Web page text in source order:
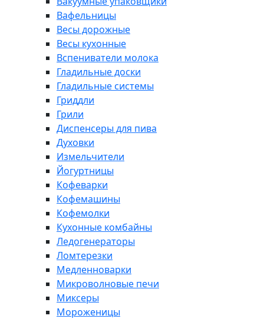
Вафельницы
Весы дорожные
Весы кухонные
Вспениватели молока
Гладильные доски
Гладильные системы
Гриддли
Грили
Диспенсеры для пива
Духовки
Измельчители
Йогуртницы
Кофеварки
Кофемашины
Кофемолки
Кухонные комбайны
Ледогенераторы
Ломтерезки
Медленноварки
Микроволновые печи
Миксеры
Мороженицы